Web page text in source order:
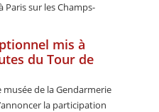
Paris sur les Champs-
mis à
du Tour de
de la Gendarmerie
la participation